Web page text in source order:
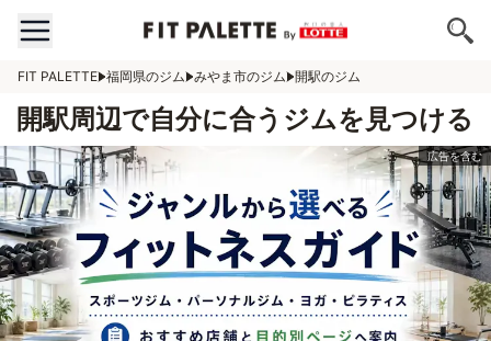
FIT PALETTE 福岡県のジム みやま市のジム 開駅のジム
開駅周辺で自分に合うジムを見つける